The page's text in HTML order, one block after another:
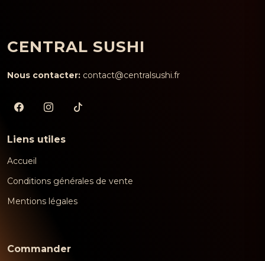
CENTRAL SUSHI
Nous contacter: contact@centralsushi.fr
Liens utiles
Accueil
Conditions générales de vente
Mentions légales
Commander